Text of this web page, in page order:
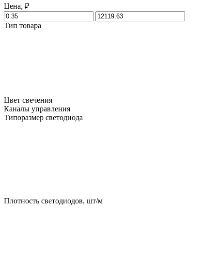
Цена, ₽
Тип товара
Цвет свечения
Каналы управления
Типоразмер светодиода
Плотность светодиодов, шт/м